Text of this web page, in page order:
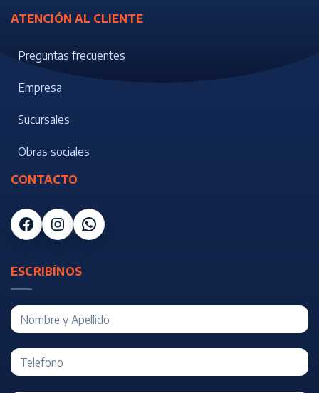
ATENCIÓN AL CLIENTE
Preguntas frecuentes
Empresa
Sucursales
Obras sociales
CONTACTO
Facebook
Instagram
WhatsApp
ESCRIBÍNOS